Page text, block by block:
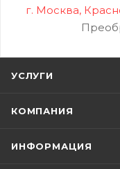
г. Москва,
УСЛУГИ
КОМПАНИЯ
ИНФОРМАЦИЯ